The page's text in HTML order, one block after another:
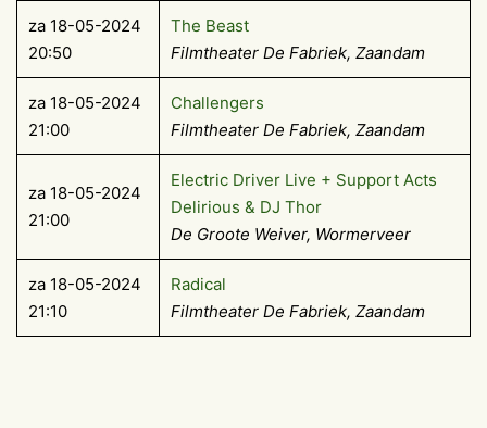
za 18-05-2024
20:50
The Beast
Filmtheater De Fabriek, Zaandam
za 18-05-2024
21:00
Challengers
Filmtheater De Fabriek, Zaandam
za 18-05-2024
21:00
Electric Driver Live + Support Acts
Delirious & DJ Thor
De Groote Weiver, Wormerveer
za 18-05-2024
21:10
Radical
Filmtheater De Fabriek, Zaandam